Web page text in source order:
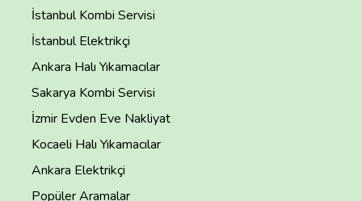
İstanbul Kombi Servisi
İstanbul Elektrikçi
Ankara Halı Yıkamacılar
Sakarya Kombi Servisi
İzmir Evden Eve Nakliyat
Kocaeli Halı Yıkamacılar
Ankara Elektrikçi
Popüler Aramalar